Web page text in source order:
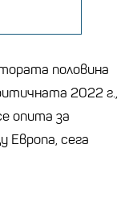
половина
2022 г.,
опита за
Европа, сега